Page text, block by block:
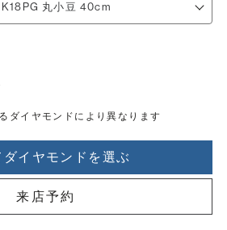
ダイヤモンドにより異なります
ダイヤモンドを選ぶ
来店予約